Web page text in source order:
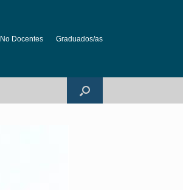
No Docentes Graduados/as